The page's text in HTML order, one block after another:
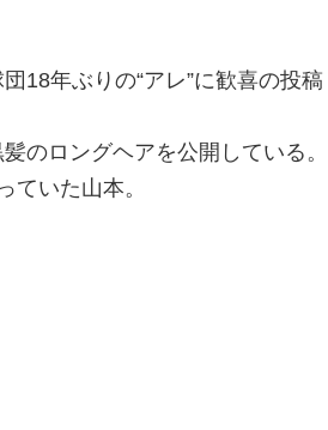
18年ぶりの“アレ”に歓喜の投稿
のロングヘアを公開している。
ていた山本。